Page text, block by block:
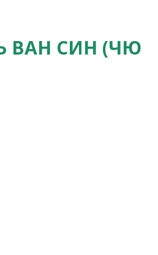
ВАН СИН (ЧЮ